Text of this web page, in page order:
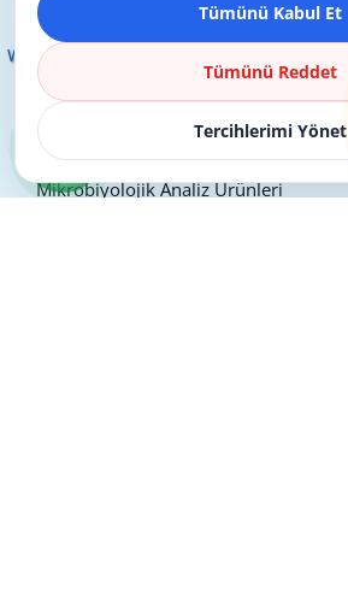
Whatsapp'tan
Bize Ulaşın
İnsan Sağlığı
Ürün Kategorileri
Mikrobiyolojik Analiz Ürünleri
Tümünü Kabul Et
Tümünü Reddet
Tercihlerimi Yönet